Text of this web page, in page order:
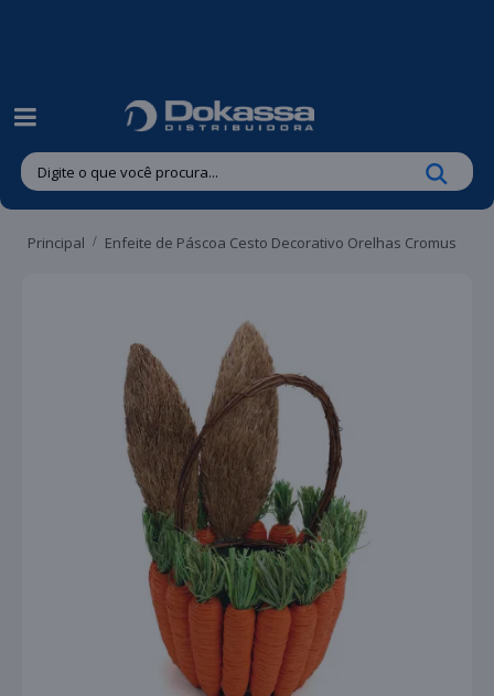
Principal Enfeite de Páscoa Cesto Decorativo Orelhas Cromus